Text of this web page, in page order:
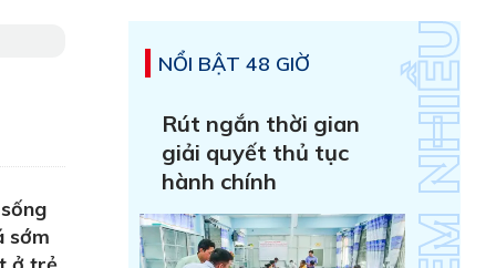
sớm
NỔI BẬT 48 GIỜ
Rút ngắn thời gian
giải quyết thủ tục
hành chính